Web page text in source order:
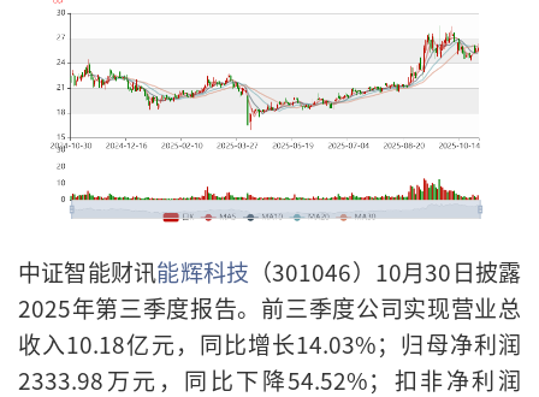
中证智能财讯能辉科技 （301046）10月30日披露
2025年第三季度报告。前三季度公司实现营业总
收入10.18亿元，同比增长14.03%；归母净利润
2333.98万元，同比下降54.52%；扣非净利润